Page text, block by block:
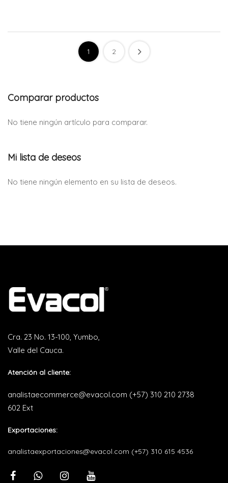
1 2
Comparar productos
No tiene ningún artículo para comparar.
Mi lista de deseos
No tiene ningún elemento en su lista de deseos.
Cra. 23 No. 13-100, Yumbo,
Valle del Cauca.
Atención al cliente:
analistaecommerce@evacol.com (+57) 310 210 2738
602 Ext
Exportaciones:
analistaexportaciones@evacol.com (+57) 310 615 4536